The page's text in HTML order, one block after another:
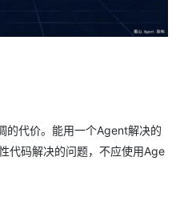
的代价。能用一个Agent解决的
代码解决的问题，不应使用Age